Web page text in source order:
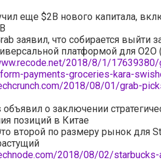
еще $2B нового капитала,
заявил, что собирается выйти
платформой для O2O
2018/8/1/17639380/
payments-groceries-kara-
2018/08/01/grab-
объявил о заключении
позиций в Китае
второй по размеру рынок для
2018/08/02/starbucks-